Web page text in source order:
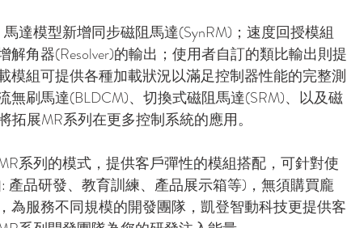
達模型新增同步磁阻馬達(SynRM)；速度回授模組
角器(Resolver)的輸出；使用者自訂的類比輸出則提
模組可提供各種加載狀況以滿足控制器性能的完整測
刷馬達(BLDCM)、切換式磁阻馬達(SRM)、以及磁
展MR系列在更多控制系統的應用。
系列的模式，提供客戶彈性的模組搭配，可針對使
品研發、教育訓練、產品展示箱等)，無須購買龐
為服務不同規模的開發團隊，凱登智動科技更提供客